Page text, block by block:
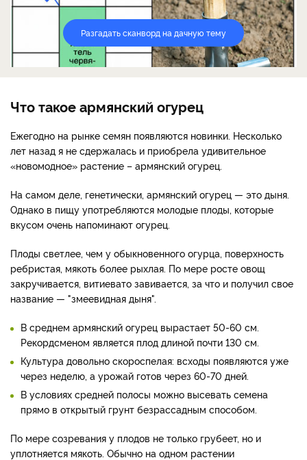
Разгадать сканворд на дачную тему
Что такое армянский огурец
Ежегодно на рынке семян появляются новинки. Несколько
лет назад я не сдержалась и приобрела удивительное
«новомодное» растение – армянский огурец.
На самом деле, генетически, армянский огурец — это дыня.
Однако в пищу употребляются молодые плоды, которые
вкусом очень напоминают огурец.
Плоды светлее, чем у обыкновенного огурца, поверхность
ребристая, мякоть более рыхлая. По мере росте овощ
закручивается, витиевато завивается, за что и получил свое
название — "змеевидная дыня".
В среднем армянский огурец вырастает 50-60 см.
Рекордсменом является плод длиной почти 130 см.
Культура довольно скороспелая: всходы появляются уже
через неделю, а урожай готов через 60-70 дней.
В условиях средней полосы можно высевать семена
прямо в открытый грунт безрассадным способом.
По мере созревания у плодов не только грубеет, но и
уплотняется мякоть. Обычно на одном растении